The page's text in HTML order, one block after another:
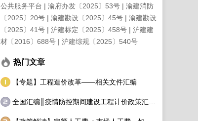
公共服务平台
渝府办发〔2025〕53号
渝建消防
〔2025〕20号
渝建勘设〔2025〕45号
渝建勘设
〔2025〕41号
沪建标定〔2025〕458号
沪建建
材〔2016〕688号
沪建综规〔2025〕540号
热门文章
【专题】工程造价改革——相关文件汇编